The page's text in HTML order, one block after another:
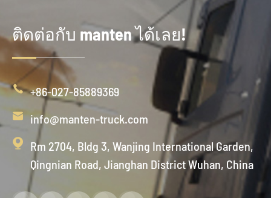
ติดต่อกับ manten ได้เลย!
 +86-027-85889369
 info@manten-truck.com

Rm 2704, Bldg 3, Wanjing International Garden,
Qingnian Road, Jianghan District Wuhan, China